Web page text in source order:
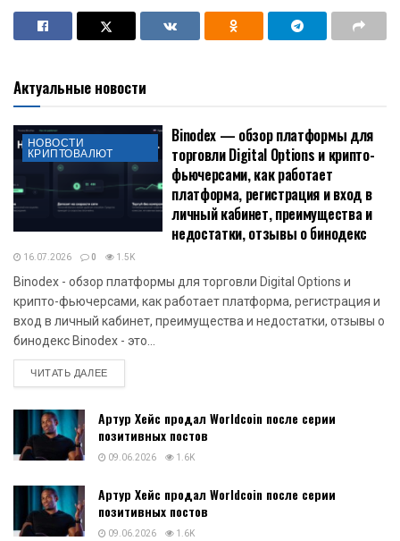
Актуальные новости
НОВОСТИ
КРИПТОВАЛЮТ
Binodex — обзор платформы для
торговли Digital Options и крипто-
фьючерсами, как работает
платформа, регистрация и вход в
личный кабинет, преимущества и
недостатки, отзывы о бинодекс
16.07.2026 0 1.5K
Binodex - обзор платформы для торговли Digital Options и
крипто-фьючерсами, как работает платформа, регистрация и
вход в личный кабинет, преимущества и недостатки, отзывы о
бинодекс Binodex - это...
ЧИТАТЬ ДАЛЕЕDETAILS
Артур Хейс продал Worldcoin после серии
позитивных постов
09.06.2026 1.6K
Артур Хейс продал Worldcoin после серии
позитивных постов
09.06.2026 1.6K